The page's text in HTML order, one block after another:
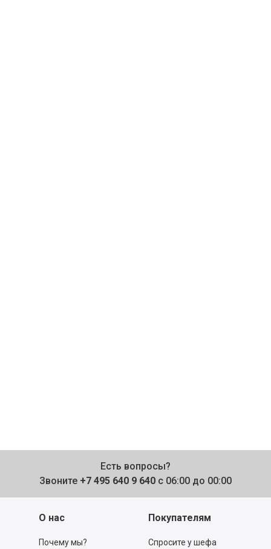
Есть вопросы?
Звоните +7 495 640 9 640 с 06:00 до 00:00
О нас
Почему мы?
Покупателям
Спросите у шефа